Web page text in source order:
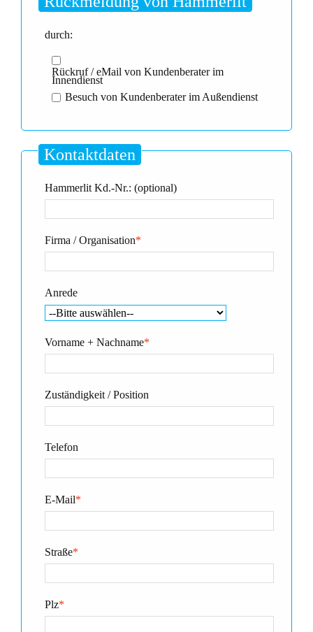
durch:
Rückruf / eMail von Kundenberater im
Innendienst
Besuch von Kundenberater im Außendienst
Kontaktdaten
Hammerlit Kd.-Nr.: (optional)
*
Firma / Organisation
Anrede
*
Vorname + Nachname
Zuständigkeit / Position
Telefon
*
E-Mail
*
Straße
*
Plz